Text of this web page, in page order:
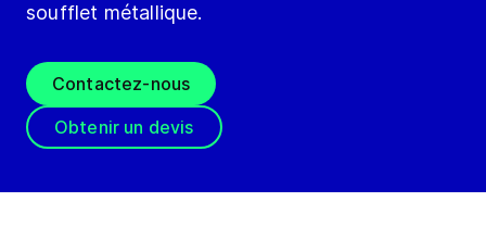
soufflet métallique.
Contactez-nous
Obtenir un devis